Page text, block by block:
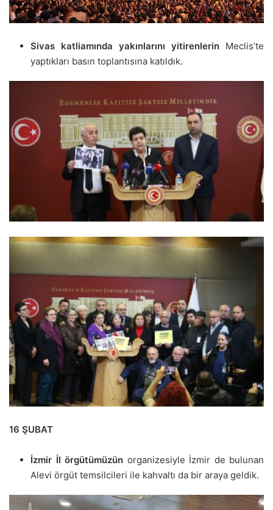
Sivas katliamında yakınlarını yitirenlerin Meclis’te
yaptıkları basın toplantısına katıldık.
16 ŞUBAT
İzmir İl örgütümüzün organizesiyle İzmir de bulunan
Alevi örgüt temsilcileri ile kahvaltı da bir araya geldik.